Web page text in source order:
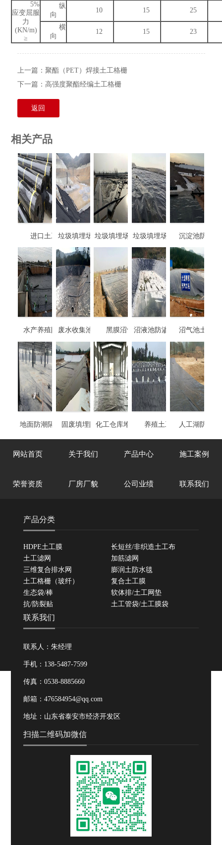
5%
应变屈服
力
(KN/m)
≥
纵
向
10 15 25
横
向
12 15 23
上一篇： 聚酯（PET）焊接土工格栅
下一篇： 高强度聚酯经编土工格栅
返回
相关产品
进口土工膜垃圾填埋场专用土
工膜
垃圾填埋场-渗滤液垃圾填埋场-垃圾覆
盖土工膜
沉淀池防渗膜
水产养殖防渗膜废水收集池防渗膜黑膜沼气池沼液池防渗土工膜沼气池土工膜
地面防潮隔离土工
膜
固废填埋防渗膜化工仓库堆放区防
渗膜
养殖土工膜 人工湖防渗膜
网站首页 关于我们 产品中心 施工案例
荣誉资质 厂房厂貌 公司业绩 联系我们
产品分类
HDPE土工膜
长短丝/非织造土工布
土工滤网
加筋滤网
三维复合排水网
膨润土防水毯
土工格栅（玻纤）
复合土工膜
生态袋/棒
软体排/土工网垫
抗/防裂贴
土工管袋/土工膜袋
联系我们
联系人：朱经理
手机：138-5487-7599
传真：0538-8885660
邮箱：476584954@qq.com
地址：山东省泰安市经济开发区
扫描二维码加微信